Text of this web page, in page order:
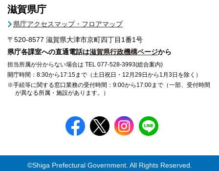
滋賀県庁
県庁アクセスマップ・フロアマップ
〒520-8577 滋賀県大津市京町四丁目1番1号
県庁各課室への直通電話は滋賀県行政機構ページから
担当所属が分からない場合は TEL 077-528-3993(総合案内)
開庁時間：8:30から17:15まで（土日祝日・12月29日から1月3日を除く）
※手続等に関する窓口業務の受付時間：9:00から17:00まで（一部、受付時間
が異なる所属・施設があります。）
©Shiga Prefectural Government. All Rights Reserved.